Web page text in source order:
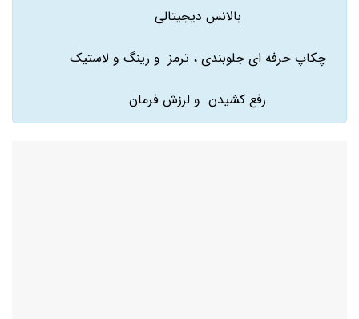
بالانس دیجیتالی
چکاپ حرفه ای جلوبندی ، ترمز و رینگ و لاستیک
رفع کشیدن و لرزش فرمان